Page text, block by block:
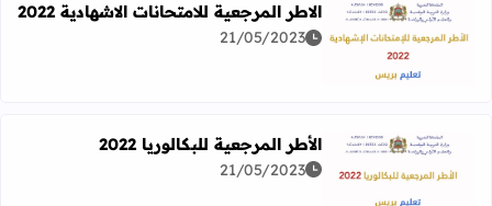
اقرأ المزيد عن ​​الاطر المرجعية للامتحانات الاشهادية 2022
​​الاطر المرجعية للامتحانات الاشهادية 2022
21/05/2023
اقرأ المزيد عن ​​الأطر المرجعية للبكالوريا 2022
​​الأطر المرجعية للبكالوريا 2022
21/05/2023